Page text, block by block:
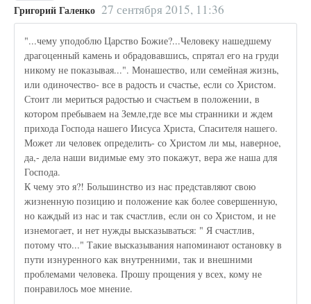
Григорий Галенко 27 сентября 2015, 11:36
"...чему уподоблю Царство Божие?...Человеку нашедшему
драгоценный камень и обрадовавшись, спрятал его на груди
никому не показывая...". Монашество, или семейная жизнь,
или одиночество- все в радость и счастье, если со Христом.
Стоит ли мериться радостью и счастьем в положении, в
котором пребываем на Земле,где все мы странники и ждем
прихода Господа нашего Иисуса Христа, Спасителя нашего.
Может ли человек определить- со Христом ли мы, наверное,
да,- дела наши видимые ему это покажут, вера же наша для
Господа.
К чему это я?! Большинство из нас представляют свою
жизненную позицию и положение как более совершенную,
но каждый из нас и так счастлив, если он со Христом, и не
изнемогает, и нет нужды высказываться: " Я счастлив,
потому что..." Такие высказывания напоминают остановку в
пути изнуренного как внутренними, так и внешними
проблемами человека. Прошу прощения у всех, кому не
понравилось мое мнение.